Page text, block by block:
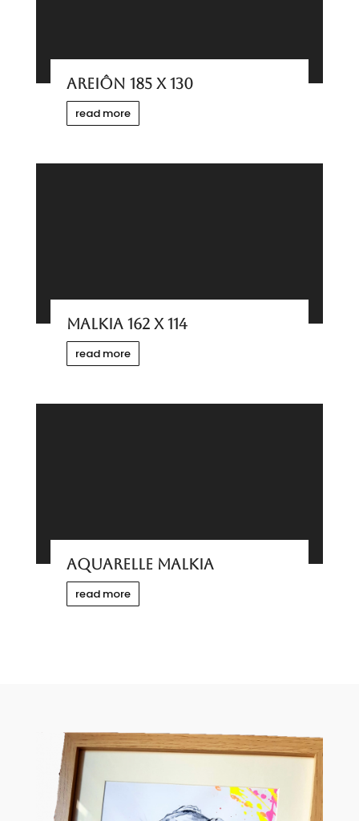
AREIÔN 185 x 130
read more
MALKIA 162 X 114
read more
AQUARELLE MALKIA
read more